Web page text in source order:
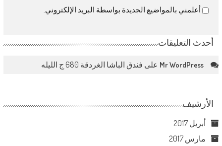
أعلمني بالمواضيع الجديدة بواسطة البريد الإلكتروني.
أحدث التعليقات
Mr WordPress على فندق الباشا الغردقة 680 ج الليله
الأرشيف
أبريل 2017
مارس 2017